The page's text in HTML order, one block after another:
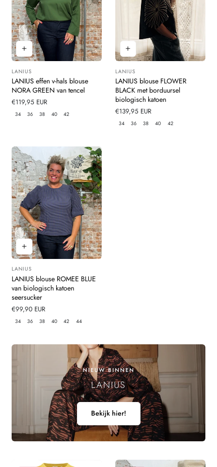
Leverancier:
LANIUS
LANIUS effen v-hals blouse
NORA GREEN van tencel
Normale
prijs
€119,95 EUR
34 36 38 40 42
Leverancier:
LANIUS
LANIUS blouse FLOWER
BLACK met borduursel
biologisch katoen
Normale
prijs
€139,95 EUR
34 36 38 40 42
Leverancier:
LANIUS
LANIUS blouse ROMEE BLUE
van biologisch katoen
seersucker
Normale
prijs
€99,90 EUR
34 36 38 40 42 44
NIEUW BINNEN
LANIUS
Bekijk hier!